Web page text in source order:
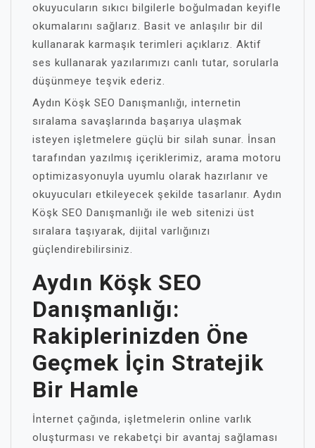
okuyucuların sıkıcı bilgilerle boğulmadan keyifle
okumalarını sağlarız. Basit ve anlaşılır bir dil
kullanarak karmaşık terimleri açıklarız. Aktif
ses kullanarak yazılarımızı canlı tutar, sorularla
düşünmeye teşvik ederiz.
Aydın Köşk SEO Danışmanlığı, internetin
sıralama savaşlarında başarıya ulaşmak
isteyen işletmelere güçlü bir silah sunar. İnsan
tarafından yazılmış içeriklerimiz, arama motoru
optimizasyonuyla uyumlu olarak hazırlanır ve
okuyucuları etkileyecek şekilde tasarlanır. Aydın
Köşk SEO Danışmanlığı ile web sitenizi üst
sıralara taşıyarak, dijital varlığınızı
güçlendirebilirsiniz.
Aydın Köşk SEO
Danışmanlığı:
Rakiplerinizden Öne
Geçmek İçin Stratejik
Bir Hamle
İnternet çağında, işletmelerin online varlık
oluşturması ve rekabetçi bir avantaj sağlaması